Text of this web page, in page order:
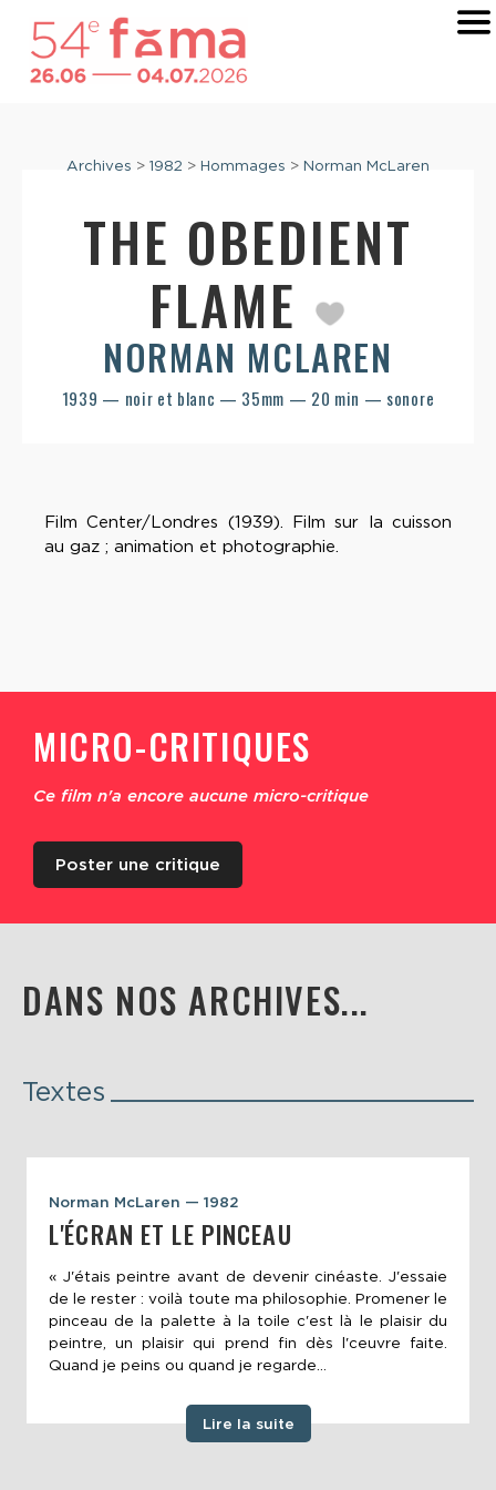
Archives > 1982 > Hommages > Norman McLaren
THE OBEDIENT
FLAME
NORMAN MCLAREN
1939 — noir et blanc — 35mm — 20 min — sonore
Film Center/Londres (1939). Film sur la cuisson
au gaz ; animation et photographie.
MICRO-CRITIQUES
Ce film n'a encore aucune micro-critique
Poster une critique
DANS NOS ARCHIVES...
Textes
Norman McLaren — 1982
L'ÉCRAN ET LE PINCEAU
« J'étais peintre avant de devenir cinéaste. J'essaie
de le rester : voilà toute ma philosophie. Promener le
pinceau de la palette à la toile c'est là le plaisir du
peintre, un plaisir qui prend fin dès l'ceuvre faite.
Quand je peins ou quand je regarde...
Lire la suite